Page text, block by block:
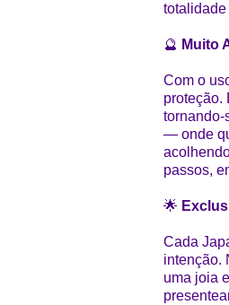
totalidade
🔮 Muito
Com o
proteção.
tornando-
— onde
passos,
🌟
Cada
intenção.
uma joia